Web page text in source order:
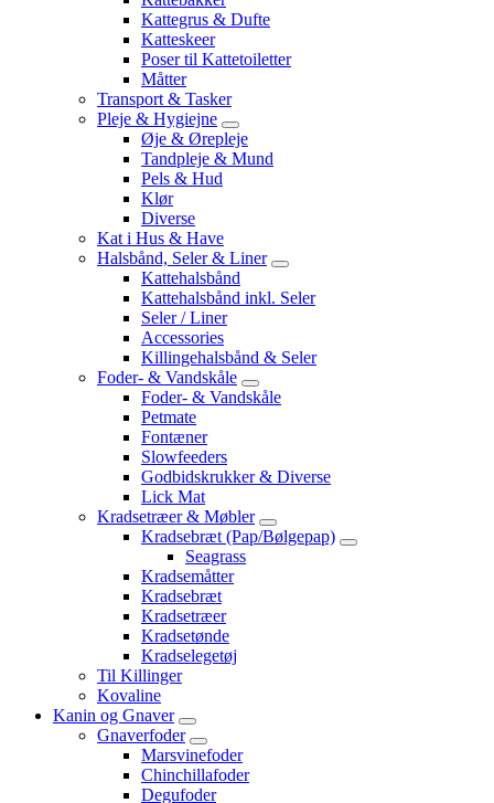
Kattegrus & Dufte
Katteskeer
Poser til Kattetoiletter
Måtter
Transport & Tasker
Pleje & Hygiejne
Øje & Ørepleje
Tandpleje & Mund
Pels & Hud
Klør
Diverse
Kat i Hus & Have
Halsbånd, Seler & Liner
Kattehalsbånd
Kattehalsbånd inkl. Seler
Seler / Liner
Accessories
Killingehalsbånd & Seler
Foder- & Vandskåle
Foder- & Vandskåle
Petmate
Fontæner
Slowfeeders
Godbidskrukker & Diverse
Lick Mat
Kradsetræer & Møbler
Kradsebræt (Pap/Bølgepap)
Seagrass
Kradsemåtter
Kradsebræt
Kradsetræer
Kradsetønde
Kradselegetøj
Til Killinger
Kovaline
Kanin og Gnaver
Gnaverfoder
Marsvinefoder
Chinchillafoder
Degufoder